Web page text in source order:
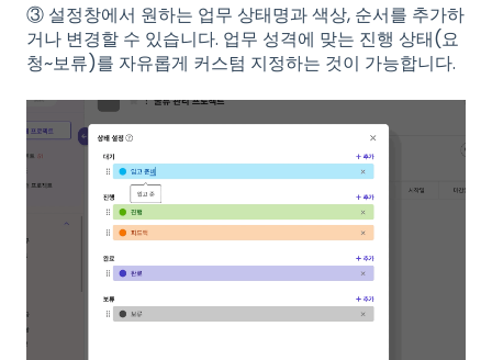
③ 설정창에서 원하는 업무 상태명과 색상, 순서를 추가하
거나 변경할 수 있습니다. 업무 성격에 맞는 진행 상태(요
청~보류)를 자유롭게 커스텀 지정하는 것이 가능합니다.